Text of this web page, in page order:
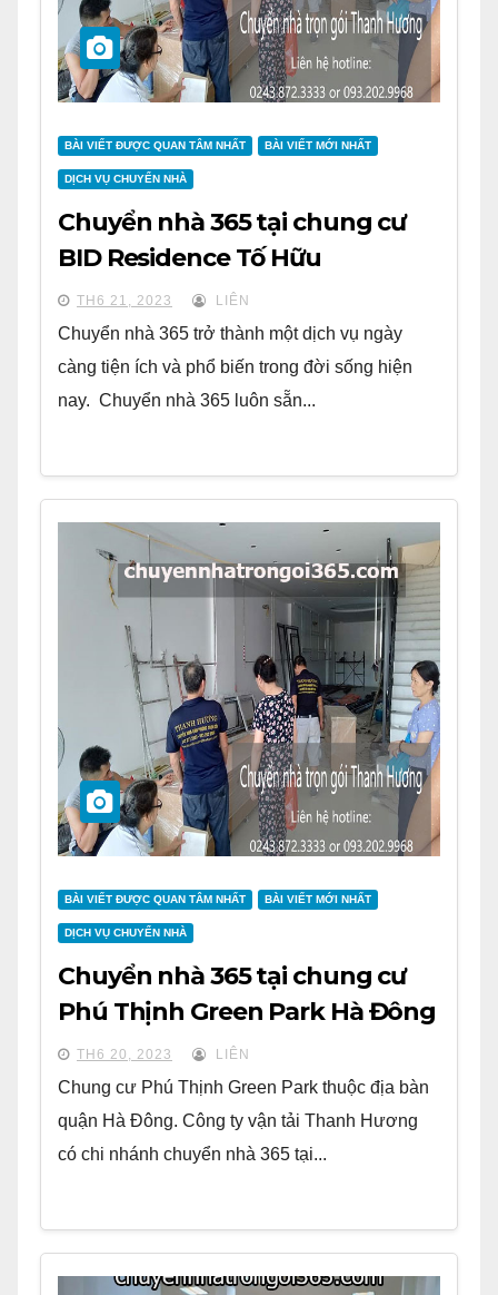
BÀI VIẾT ĐƯỢC QUAN TÂM NHẤT BÀI VIẾT MỚI NHẤT
DỊCH VỤ CHUYỂN NHÀ
Chuyển nhà 365 tại chung cư
BID Residence Tố Hữu
TH6 21, 2023 LIÊN
Chuyển nhà 365 trở thành một dịch vụ ngày
càng tiện ích và phổ biến trong đời sống hiện
nay. Chuyển nhà 365 luôn sẵn...
BÀI VIẾT ĐƯỢC QUAN TÂM NHẤT BÀI VIẾT MỚI NHẤT
DỊCH VỤ CHUYỂN NHÀ
Chuyển nhà 365 tại chung cư
Phú Thịnh Green Park Hà Đông
TH6 20, 2023 LIÊN
Chung cư Phú Thịnh Green Park thuộc địa bàn
quận Hà Đông. Công ty vận tải Thanh Hương
có chi nhánh chuyển nhà 365 tại...